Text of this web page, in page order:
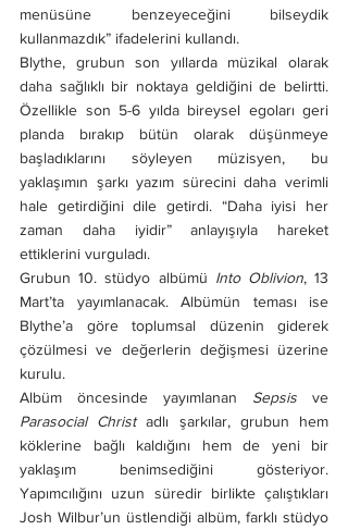
menüsüne benzeyeceğini bilseydik
kullanmazdık” ifadelerini kullandı.
Blythe, grubun son yıllarda müzikal olarak
daha sağlıklı bir noktaya geldiğini de belirtti.
Özellikle son 5-6 yılda bireysel egoları geri
planda bırakıp bütün olarak düşünmeye
başladıklarını söyleyen müzisyen, bu
yaklaşımın şarkı yazım sürecini daha verimli
hale getirdiğini dile getirdi. “Daha iyisi her
zaman daha iyidir” anlayışıyla hareket
ettiklerini vurguladı.
Grubun 10. stüdyo albümü Into Oblivion, 13
Mart’ta yayımlanacak. Albümün teması ise
Blythe’a göre toplumsal düzenin giderek
çözülmesi ve değerlerin değişmesi üzerine
kurulu.
Albüm öncesinde yayımlanan Sepsis
Parasocial Christ adlı şarkılar, grubun hem
köklerine bağlı kaldığını hem de yeni bir
yaklaşım benimsediğini gösteriyor.
Yapımcılığını uzun süredir birlikte çalıştıkları
Josh Wilbur’un üstlendiği albüm, farklı stüdyo